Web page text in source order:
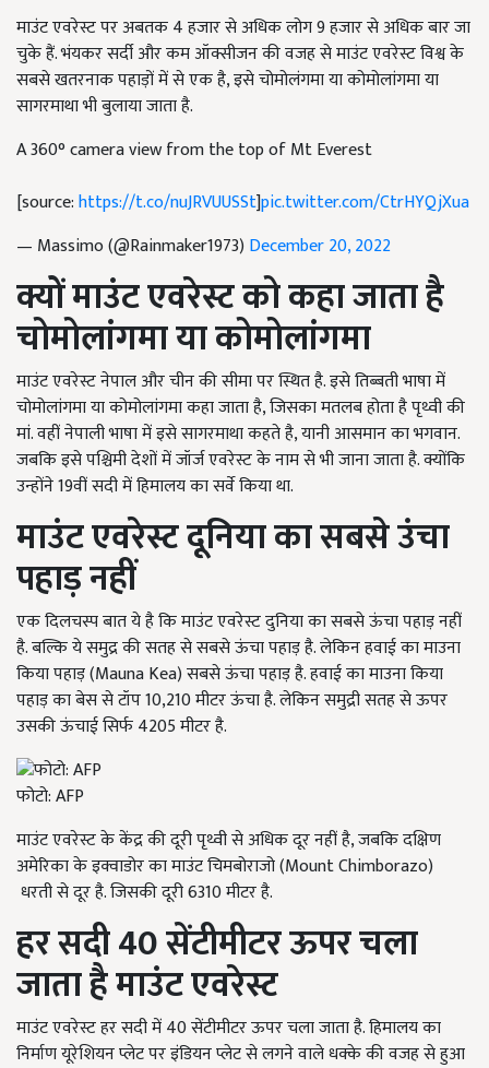
माउंट एवरेस्ट पर अबतक 4 हजार से अधिक लोग 9 हजार से अधिक बार जा
चुके हैं. भंयकर सर्दी और कम ऑक्सीजन की वजह से माउंट एवरेस्ट विश्व के
सबसे खतरनाक पहाड़ों में से एक है, इसे चोमोलंगमा या कोमोलांगमा या
सागरमाथा भी बुलाया जाता है.
A 360° camera view from the top of Mt Everest
[source:https://t.co/nuJRVUUSSt]pic.twitter.com/CtrHYQjXua
— Massimo (@Rainmaker1973) December 20, 2022
क्यों माउंट एवरेस्ट को कहा जाता है
चोमोलांगमा या कोमोलांगमा
माउंट एवरेस्ट नेपाल और चीन की सीमा पर स्थित है. इसे तिब्बती भाषा में
चोमोलांगमा या कोमोलांगमा कहा जाता है, जिसका मतलब होता है पृथ्वी की
मां. वहीं नेपाली भाषा में इसे सागरमाथा कहते है, यानी आसमान का भगवान.
जबकि इसे पश्चिमी देशों में जॉर्ज एवरेस्ट के नाम से भी जाना जाता है. क्योंकि
उन्होंने 19वीं सदी में हिमालय का सर्वे किया था.
माउंट एवरेस्ट दूनिया का सबसे उंचा
पहाड़ नहीं
एक दिलचस्प बात ये है कि माउंट एवरेस्ट दुनिया का सबसे ऊंचा पहाड़ नहीं
है. बल्कि ये समुद्र की सतह से सबसे ऊंचा पहाड़ है. लेकिन हवाई का माउना
किया पहाड़ (Mauna Kea) सबसे ऊंचा पहाड़ है. हवाई का माउना किया
पहाड़ का बेस से टॉप 10,210 मीटर ऊंचा है. लेकिन समुद्री सतह से ऊपर
उसकी ऊंचाई सिर्फ 4205 मीटर है.
फोटो: AFP
माउंट एवरेस्ट के केंद्र की दूरी पृथ्वी से अधिक दूर नहीं है, जबकि दक्षिण
अमेरिका के इक्वाडोर का माउंट चिमबोराजो (Mount Chimborazo)
धरती से दूर है. जिसकी दूरी 6310 मीटर है.
हर सदी 40 सेंटीमीटर ऊपर चला
जाता है माउंट एवरेस्ट
माउंट एवरेस्ट हर सदी में 40 सेंटीमीटर ऊपर चला जाता है. हिमालय का
निर्माण यूरेशियन प्लेट पर इंडियन प्लेट से लगने वाले धक्के की वजह से हुआ